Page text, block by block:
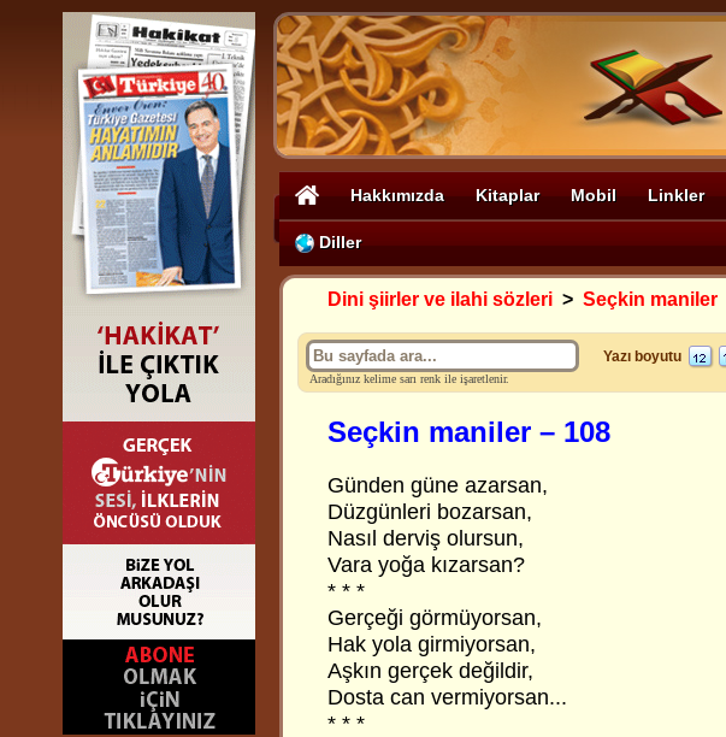
Hakkımızda Kitaplar Mobil Linkler
Diller
Dini şiirler ve ilahi sözleri > Seçkin maniler
Aradığınız kelime sarı renk ile işaretlenir.
Yazı boyutu
Seçkin maniler – 108
Günden güne azarsan,
Düzgünleri bozarsan,
Nasıl derviş olursun,
Vara yoğa kızarsan?
* * *
Gerçeği görmüyorsan,
Hak yola girmiyorsan,
Aşkın gerçek değildir,
Dosta can vermiyorsan...
* * *